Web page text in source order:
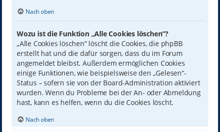
Nach oben
Wozu ist die Funktion „Alle Cookies löschen“?
„Alle Cookies löschen“ löscht die Cookies, die phpBB
erstellt hat und die dafür sorgen, dass du im Forum
angemeldet bleibst. Außerdem ermöglichen Cookies
einige Funktionen, wie beispielsweise den „Gelesen“-
Status – sofern sie von der Board-Administration aktiviert
wurden. Wenn du Probleme bei der An- oder Abmeldung
hast, kann es helfen, wenn du die Cookies löscht.
Nach oben